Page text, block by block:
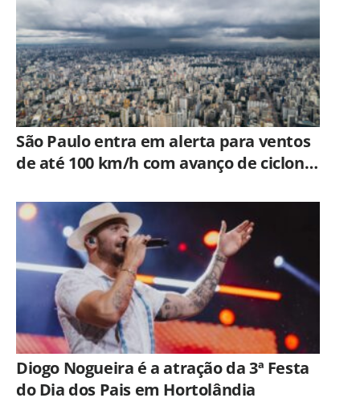
São Paulo entra em alerta para ventos
de até 100 km/h com avanço de ciclone
Diogo Nogueira é a atração da 3ª Festa
do Dia dos Pais em Hortolândia